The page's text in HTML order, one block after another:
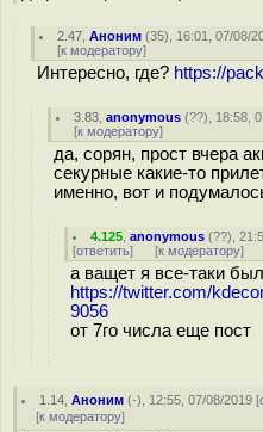
2.47 ,Аноним (35), 16:01, 07/08/
[к модератору]
Интересно, где? https://
3.83 ,anonymous (??), 18:58,
[к модератору]
да, сорян, прост вчера
секурные какие-то
именно, вот и
4.125 ,anonymous (??),
[ответить] [к модератору]
а ващет я все-таки
https://twitter.com/
9056
от 7го числа еще пост
1.14 ,Аноним (-), 12:55, 07/08/2019 [
[к модератору]